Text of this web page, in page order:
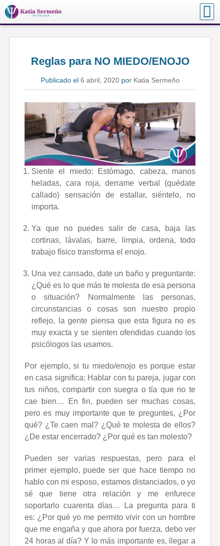
Skip
to
content
Katia Sermeño – Psicóloga
Servicios Profesionales en Psicología y Crecimiento
Reglas para NO MIEDO/ENOJO
Publicado el 6 abril, 2020por Katia Sermeño
Siente el miedo: Estómago, cabeza, manos
heladas, cara roja, derrame verbal (quédate
callado) sensación de estallar, siéntelo, no
importa.
Ya que no puedes salir de casa, baja las
cortinas, lávalas, barre, limpia, ordena, todo
trabajo físico transforma el enojo.
Una vez cansado, date un baño y preguntante:
¿Qué es lo que más te molesta de esa persona
o situación? Normalmente las personas,
circunstancias o cosas son nuestro propio
reflejo, la gente piensa que esta figura no es
muy exacta y se sienten ofendidas cuando los
psicólogos las usamos.
Por ejemplo, si tu miedo/enojo es porque estar
en casa significa: Hablar con tu pareja, jugar con
tus niños, compartir con suegra o tía que no te
cae bien… En fin, pueden ser muchas cosas,
pero es muy importante que te preguntes, ¿Por
qué? ¿Te caen mal? ¿Qué te molesta de ellos?
¿De estar encerrado? ¿Por qué es tan molesto?
Pueden ser varias respuestas, pero para el
primer ejemplo, puede ser que hace tiempo no
hablo con mi esposo, estamos distanciados, o yo
sé que tiene otra relación y me enfurece
soportarlo cuarenta días… La pregunta para ti
es: ¿Por qué yo me permito vivir con un hombre
que me engaña y que ahora por fuerza, debo ver
24 horas al día? Y lo más importante es, llegar a